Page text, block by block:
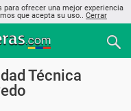
ofrecer una mejor experiencia
que acepta su uso.. Cerrar
Técnica